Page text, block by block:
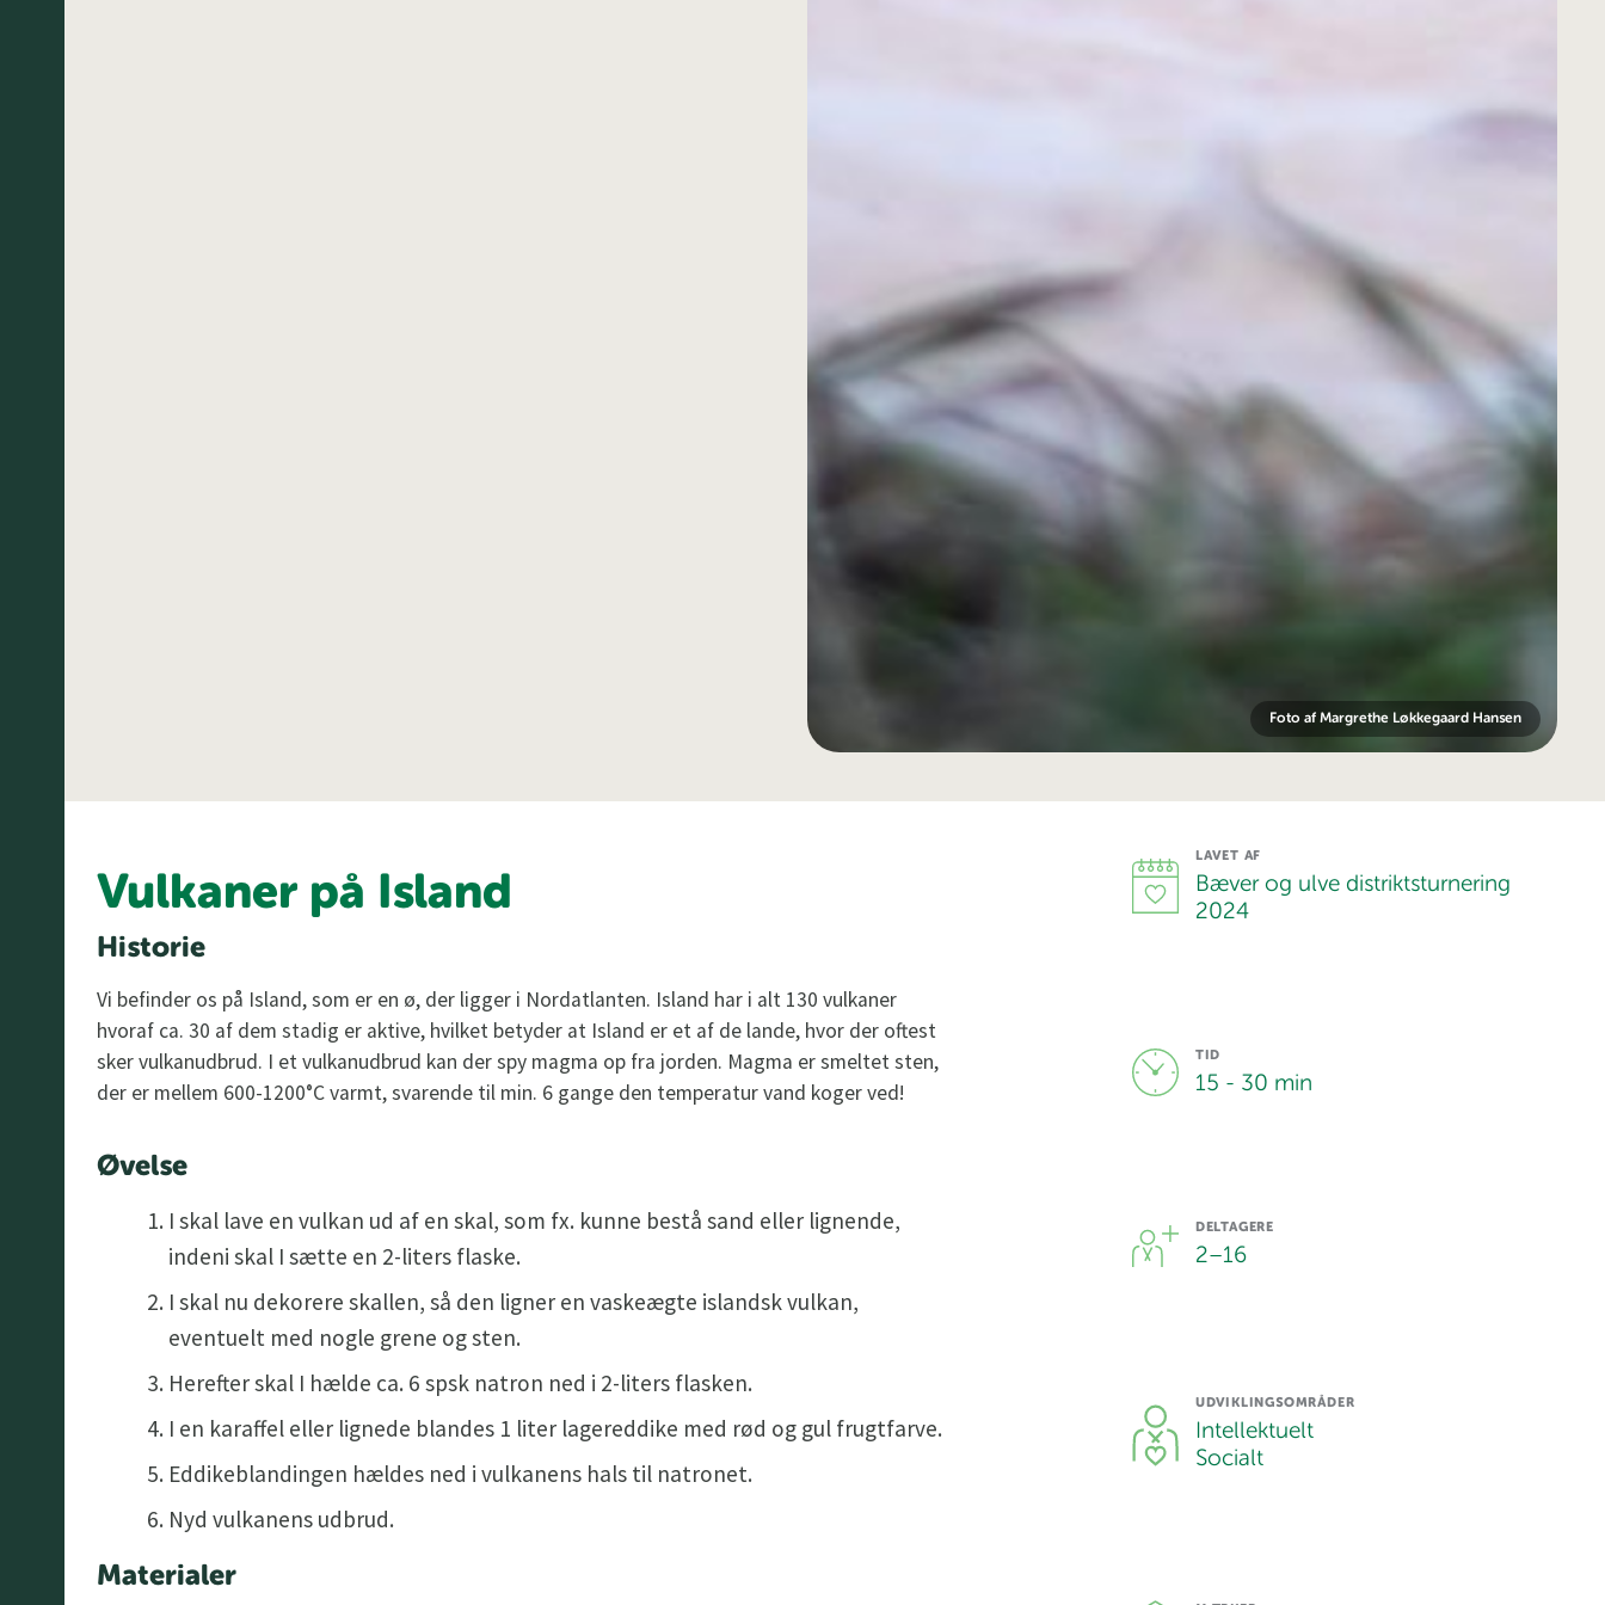
Foto af Margrethe Løkkegaard Hansen
Vulkaner på Island
Historie
Vi befinder os på Island, som er en ø, der ligger i Nordatlanten. Island har i alt 130 vulkaner
hvoraf ca. 30 af dem stadig er aktive, hvilket betyder at Island er et af de lande, hvor der oftest
sker vulkanudbrud. I et vulkanudbrud kan der spy magma op fra jorden. Magma er smeltet sten,
der er mellem 600-1200°C varmt, svarende til min. 6 gange den temperatur vand koger ved!
Øvelse
I skal lave en vulkan ud af en skal, som fx. kunne bestå sand eller lignende,
indeni skal I sætte en 2-liters flaske.
I skal nu dekorere skallen, så den ligner en vaskeægte islandsk vulkan,
eventuelt med nogle grene og sten.
Herefter skal I hælde ca. 6 spsk natron ned i 2-liters flasken.
I en karaffel eller lignede blandes 1 liter lagereddike med rød og gul frugtfarve.
Eddikeblandingen hældes ned i vulkanens hals til natronet.
Nyd vulkanens udbrud.
Materialer
LAVET AF
Bæver og ulve distriktsturnering
2024
TID
15 - 30 min
DELTAGERE
2–16
UDVIKLINGSOMRÅDER
Intellektuelt
Socialt